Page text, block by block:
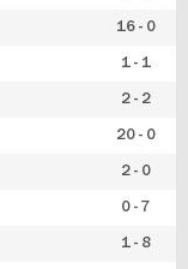
16 - 0
1 - 1
2 - 2
20 - 0
2 - 0
0 - 7
1 - 8